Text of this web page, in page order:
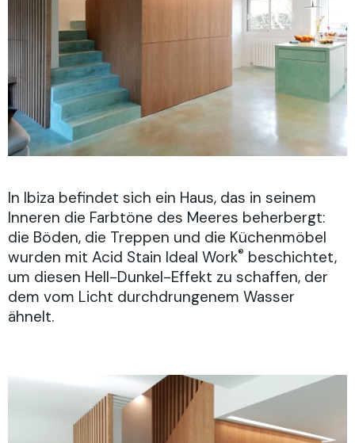
In Ibiza befindet sich ein Haus, das in seinem
Inneren die Farbtöne des Meeres beherbergt:
die Böden, die Treppen und die Küchenmöbel
wurden mit Acid Stain Ideal Work® beschichtet,
um diesen Hell-Dunkel-Effekt zu schaffen, der
dem vom Licht durchdrungenem Wasser
ähnelt.